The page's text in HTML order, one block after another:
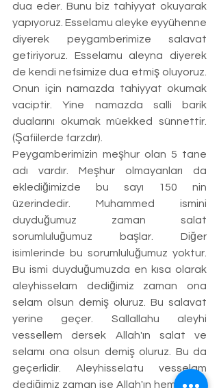
dua eder. Bunu biz tahiyyat okuyarak
yapıyoruz. Esselamu aleyke eyyühenne
diyerek peygamberimize salavat
getiriyoruz. Esselamu aleyna diyerek
de kendi nefsimize dua etmiş oluyoruz.
Onun için namazda tahiyyat okumak
vaciptir. Yine namazda salli barik
dualarını okumak müekked sünnettir.
(Şafiilerde farzdır).
Peygamberimizin meşhur olan 5 tane
adı vardır. Meşhur olmayanları da
eklediğimizde bu sayı 150 nin
üzerindedir. Muhammed ismini
duyduğumuz zaman salat
sorumluluğumuz başlar. Diğer
isimlerinde bu sorumluluğumuz yoktur.
Bu ismi duyduğumuzda en kısa olarak
aleyhisselam dediğimiz zaman ona
selam olsun demiş oluruz. Bu salavat
yerine geçer. Sallallahu aleyhi
vessellem dersek Allah'ın salat ve
selamı ona olsun demiş oluruz. Bu da
geçerlidir. Aleyhisselatu vesselam
dediğimiz zaman ise Allah'ın hem salatı